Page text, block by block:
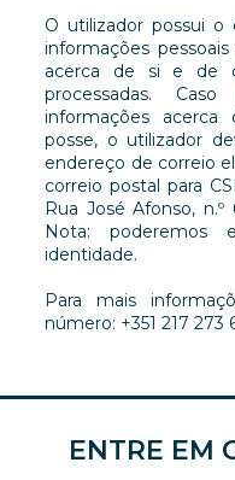
O utilizador possui o
informações
acerca de si e de
processadas.
informações
posse, o utilizador
endereço de correio
correio postal para
Rua José Afonso, n.º
Nota: poderemos
identidade.
Para mais
número: +351 217 273
ENTRE EM